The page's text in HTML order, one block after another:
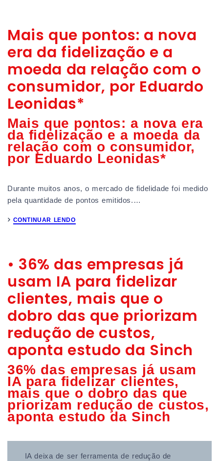
Mais que pontos: a nova
era da fidelização e a
moeda da relação com o
consumidor, por Eduardo
Leonidas*
Mais que pontos: a nova era
da fidelização e a moeda da
relação com o consumidor,
por Eduardo Leonidas*
Durante muitos anos, o mercado de fidelidade foi medido
pela quantidade de pontos emitidos.…
CONTINUAR LENDO
• 36% das empresas já
usam IA para fidelizar
clientes, mais que o
dobro das que priorizam
redução de custos,
aponta estudo da Sinch
36% das empresas já usam
IA para fidelizar clientes,
mais que o dobro das que
priorizam redução de custos,
aponta estudo da Sinch
IA deixa de ser ferramenta de redução de